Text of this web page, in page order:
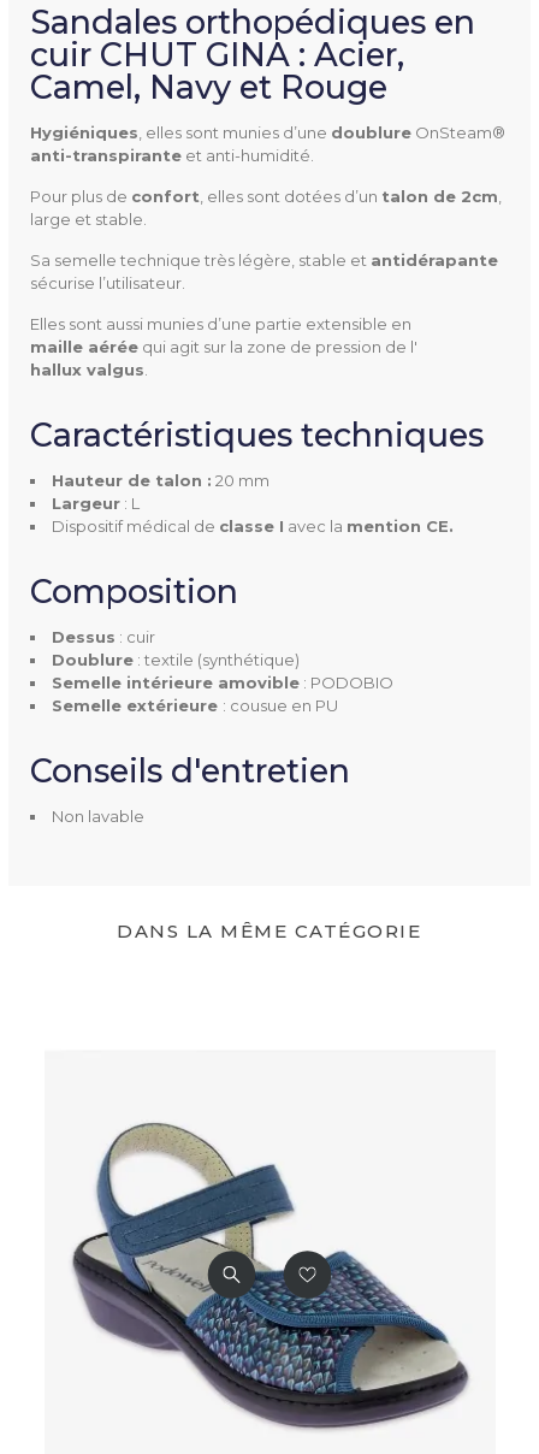
Sandales orthopédiques en
cuir CHUT GINA : Acier,
Camel, Navy et Rouge
Hygiéniques , elles sont munies d’une doublureOnSteam®
anti-transpiranteet anti-humidité.
Pour plus de confort , elles sont dotées d’un talon de 2cm
large et stable.
Sa semelle technique très légère, stable et antidérapante
sécurise l’utilisateur.
Elles sont aussi munies d’une partie extensible en
maille aéréequi agit sur la zone de pression de l'
hallux valgus
Caractéristiques techniques
Hauteur de talon : 20 mm
Largeur: L
Dispositif médical de classe I avec la mention CE.
Composition
Dessus : cuir
Doublure: textile (synthétique)
Semelle intérieure amovible: PODOBIO
Semelle extérieure : cousue en PU
Conseils d'entretien
Non lavable
RéférenceGINA
Utilisation
Extérieur
Ville
Pathologies
Fasciite plantaire
Métatarsalgie
Névrome de morton
Largeur
Pointures
Doublure Textile synthétique
E
Semelle Extérieure
Code CHUT
DANS LA MÊME CATÉGORIE